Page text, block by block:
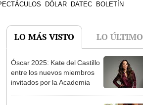
DÓLAR DATEC BOLETÍN
LO MÁS VISTO LO ÚLTIMO
Óscar 2025: Kate del Castillo
entre los nuevos miembros
invitados por la Academia